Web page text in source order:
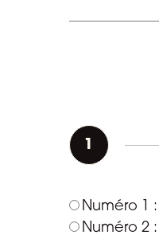
1
Vote
Numéro 1
Numéro 2